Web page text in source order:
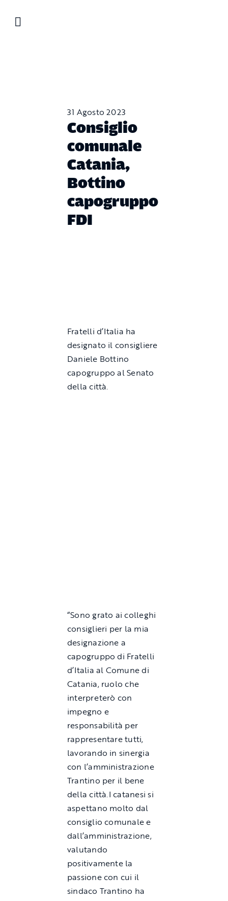
31 Agosto 2023
Consiglio
comunale
Catania,
Bottino
capogruppo
FDI
Fratelli d’Italia ha
designato il consigliere
Daniele Bottino
capogruppo al Senato
della città.
“Sono grato ai colleghi
consiglieri per la mia
designazione a
capogruppo di Fratelli
d’Italia al Comune di
Catania, ruolo che
interpreterò con
impegno e
responsabilità per
rappresentare tutti,
lavorando in sinergia
con l’amministrazione
Trantino per il bene
della città.I catanesi si
aspettano molto dal
consiglio comunale e
dall’amministrazione,
valutando
positivamente la
passione con cui il
sindaco Trantino ha